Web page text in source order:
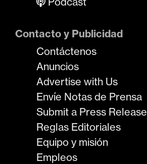
Contacto y Publicidad
Contáctenos
Anuncios
Advertise with Us
Envíe Notas de Prensa
Submit a Press Release
Reglas Editoriales
Equipo y misión
Empleos